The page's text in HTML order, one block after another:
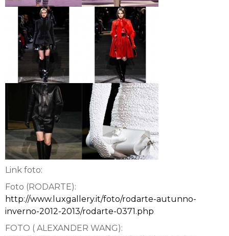
Link foto:
Foto (RODARTE):
http://www.luxgallery.it/foto/rodarte-autunno-
inverno-2012-2013/rodarte-0371.php
FOTO ( ALEXANDER WANG):